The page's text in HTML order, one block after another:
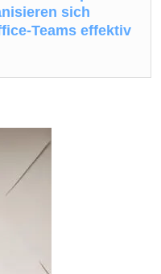
sich
Teams effektiv